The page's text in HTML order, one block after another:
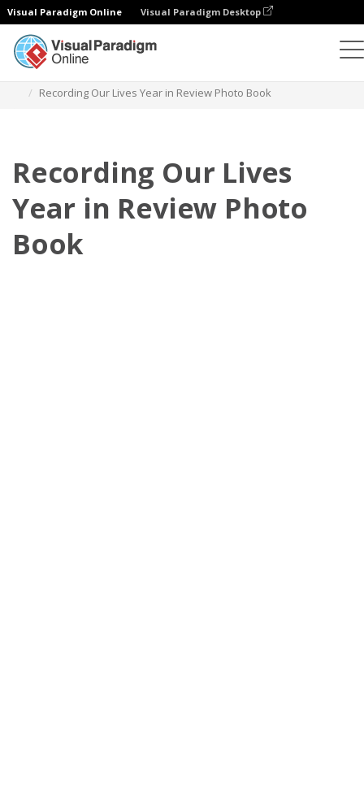
Visual Paradigm Online Visual Paradigm Desktop
Recording Our Lives Year in Review Photo Book
Recording Our Lives
Year in Review Photo
Book